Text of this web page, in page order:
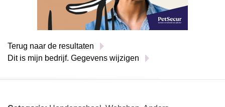
Terug naar de resultaten
Dit is mijn bedrijf. Gegevens wijzigen